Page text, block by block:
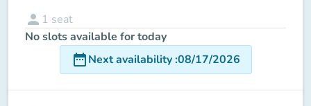
person 1 seat
No slots available for today
date_rangeNext availability:08/17/2026